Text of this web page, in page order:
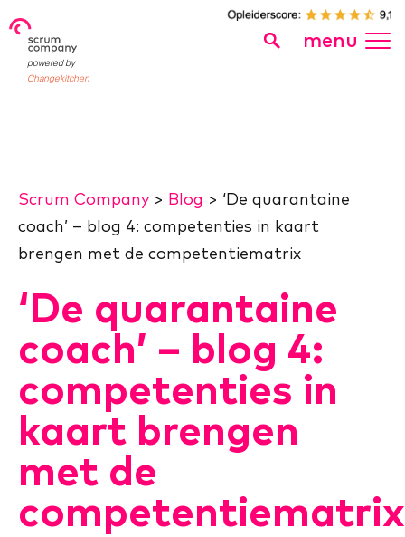
powered by
Changekitchen
menu
Scrum Company> Blog > ‘De quarantaine
coach’ – blog 4: competenties in kaart
brengen met de competentiematrix
‘De quarantaine
coach’ – blog 4:
competenties in
kaart brengen
met de
competentiematrix